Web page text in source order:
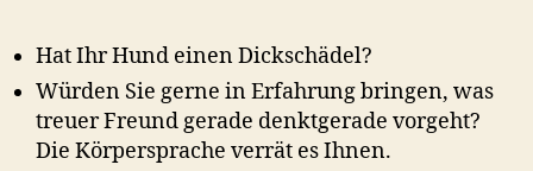
Hat Ihr Hund einen Dickschädel?
Würden Sie gerne in Erfahrung bringen, was
treuer Freund gerade denktgerade vorgeht?
Die Körpersprache verrät es Ihnen.